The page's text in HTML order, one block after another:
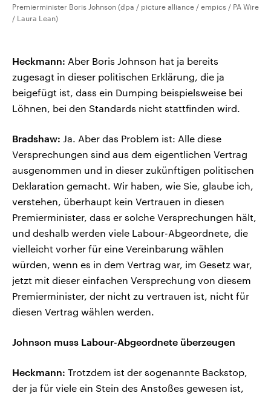
Premierminister Boris Johnson (dpa / picture alliance / empics / PA Wire
/ Laura Lean)
Heckmann: Aber Boris Johnson hat ja bereits
zugesagt in dieser politischen Erklärung, die ja
beigefügt ist, dass ein Dumping beispielsweise bei
Löhnen, bei den Standards nicht stattfinden wird.
Bradshaw: Ja. Aber das Problem ist: Alle diese
Versprechungen sind aus dem eigentlichen Vertrag
ausgenommen und in dieser zukünftigen politischen
Deklaration gemacht. Wir haben, wie Sie, glaube ich,
verstehen, überhaupt kein Vertrauen in diesen
Premierminister, dass er solche Versprechungen hält,
und deshalb werden viele Labour-Abgeordnete, die
vielleicht vorher für eine Vereinbarung wählen
würden, wenn es in dem Vertrag war, im Gesetz war,
jetzt mit dieser einfachen Versprechung von diesem
Premierminister, der nicht zu vertrauen ist, nicht für
diesen Vertrag wählen werden.
Johnson muss Labour-Abgeordnete überzeugen
Heckmann: Trotzdem ist der sogenannte Backstop,
der ja für viele ein Stein des Anstoßes gewesen ist,